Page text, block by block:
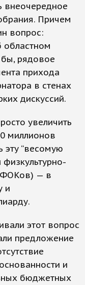
внеочередное
Причем
вопрос:
областном
рядовое
прихода
в стенах
дискуссий.
увеличить
миллионов
эту “весомую
физкультурно-
— в
и
этот вопрос
предложение
и
бюджетных